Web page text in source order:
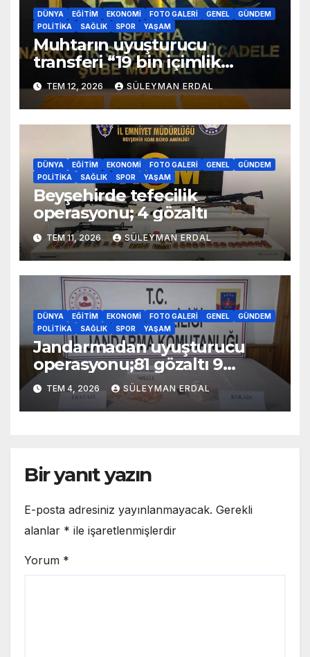
DÜNYA EĞITIM EKONOMI FOTO GALERI GENEL
GÜNDEM
POLITIKA
SAĞLIK SPOR YAŞAM
Muhtarın uyuşturucu
transferi “19 bin içimlik
uyuşturucu ele geçirildi”
TEM 12, 2026 SÜLEYMAN ERDAL
DÜNYA EĞITIM EKONOMI FOTO GALERI GENEL
GÜNDEM
POLITIKA
SAĞLIK SPOR YAŞAM
Beyşehirde tefecilik
operasyonu; 4 gözaltı
TEM 11, 2026 SÜLEYMAN ERDAL
DÜNYA EĞITIM EKONOMI FOTO GALERI GENEL
GÜNDEM
POLITIKA
SAĞLIK SPOR YAŞAM
Jandarmadan uyuşturucu
operasyonu;81 gözaltı 9
tutuklama
TEM 4, 2026 SÜLEYMAN ERDAL
Bir yanıt yazın
E-posta adresiniz yayınlanmayacak. Gerekli
alanlar * ile işaretlenmişlerdir
Yorum *